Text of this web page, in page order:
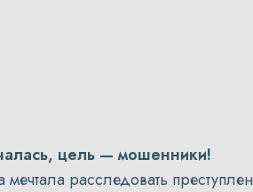
цель — мошенники!
мечтала расследовать